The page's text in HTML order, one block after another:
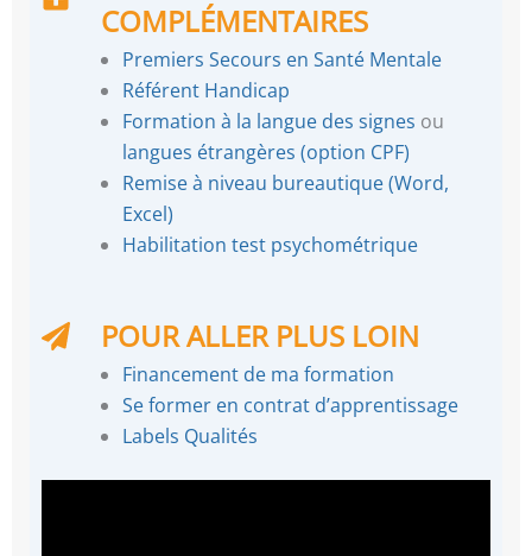
COMPLÉMENTAIRES
Premiers Secours en Santé Mentale
Référent Handicap
Formation à la langue des signes ou
langues étrangères (option CPF)
Remise à niveau bureautique (Word,
Excel)
Habilitation test psychométrique
POUR ALLER PLUS LOIN
Financement de ma formation
Se former en contrat d’apprentissage
Labels Qualités